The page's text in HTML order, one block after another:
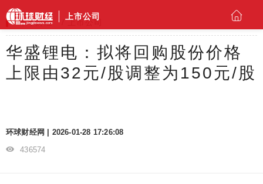
上市公司
环球财经 上市公司
华盛锂电：拟将回购股份价格
上限由32元/股调整为150元/股
环球财经网 | 2026-01-28 17:26:08
436574